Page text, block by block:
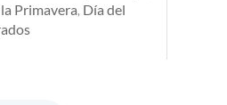
Primavera, Día del